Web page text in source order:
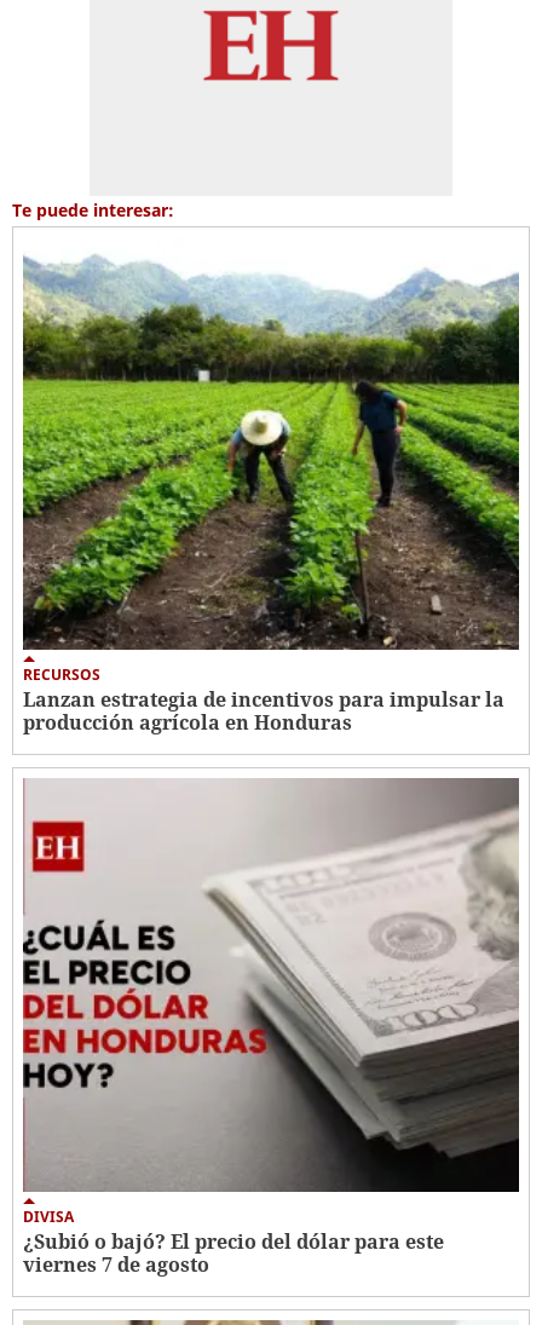
Te puede interesar:
RECURSOS
Lanzan estrategia de incentivos para impulsar la
producción agrícola en Honduras
DIVISA
¿Subió o bajó? El precio del dólar para este
viernes 7 de agosto